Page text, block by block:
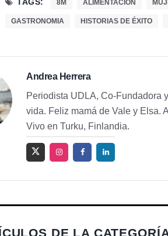
8M ALIMENTACION
GASTRONOMIA HISTORIAS DE ÉXITO
Andrea Herrera
Periodista UDLA, Co-Fundadora
vida. Feliz mamá de Vale y Elsa.
Vivo en Turku, Finlandia.
DE LA